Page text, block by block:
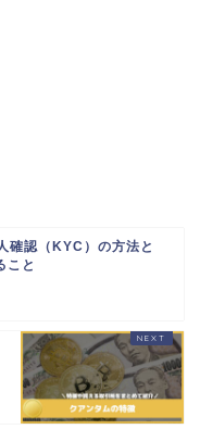
確認（KYC）の方法と
こと